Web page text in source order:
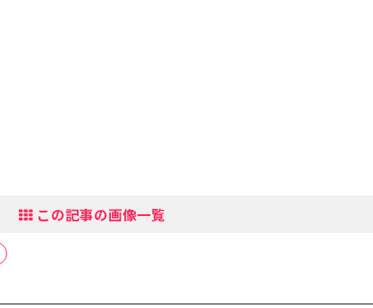
この記事の画像一覧